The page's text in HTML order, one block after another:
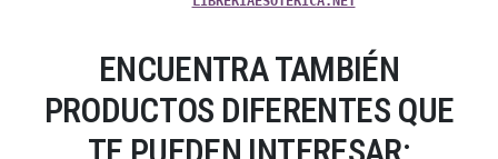
ENCUENTRA TAMBIÉN
PRODUCTOS DIFERENTES QUE